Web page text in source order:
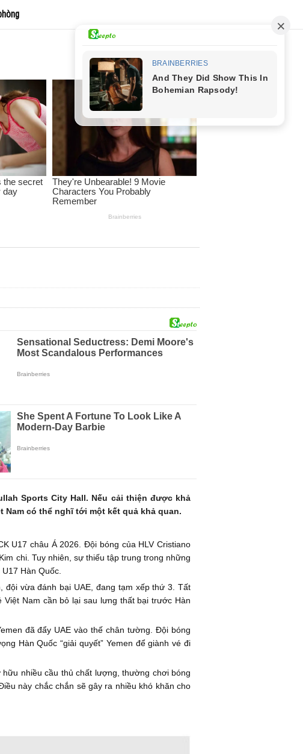
Sports City Hall. Nếu cải thiện được khả
có thể nghĩ tới một kết quả khả quan.
U17 châu Á 2026. Đội bóng của HLV Cristiano
chi. Tuy nhiên, sự thiếu tập trung trong những
Hàn Quốc.
đội vừa đánh bại UAE, đang tạm xếp thứ 3. Tất
Nam cần bỏ lại sau lưng thất bại trước Hàn
đã đẩy UAE vào thế chân tường. Đội bóng
Hàn Quốc “giải quyết” Yemen để giành vé đi
nhiều cầu thủ chất lượng, thường chơi bóng
này chắc chắn sẽ gây ra nhiều khó khăn cho